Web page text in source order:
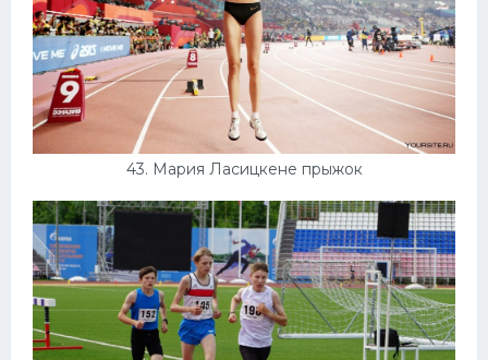
43. Мария Ласицкене прыжок